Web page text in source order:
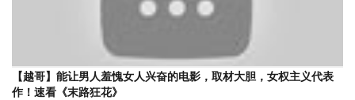
【越哥】能让男人羞愧女人兴奋的电影，取材大胆，女权主义代表
作！速看《末路狂花》